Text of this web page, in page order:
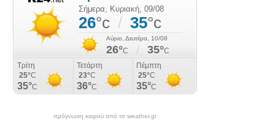
πρόγνωση καιρού από το weather.gr